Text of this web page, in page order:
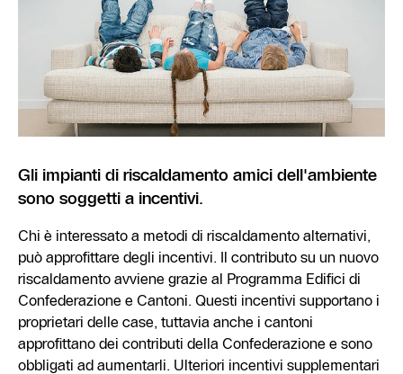
Gli impianti di riscaldamento amici dell'ambiente
sono soggetti a incentivi.
Chi è interessato a metodi di riscaldamento alternativi,
può approfittare degli incentivi. Il contributo su un nuovo
riscaldamento avviene grazie al Programma Edifici di
Confederazione e Cantoni. Questi incentivi supportano i
proprietari delle case, tuttavia anche i cantoni
approfittano dei contributi della Confederazione e sono
obbligati ad aumentarli. Ulteriori incentivi supplementari